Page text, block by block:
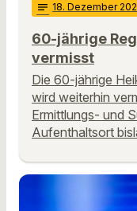
notes 18. Dezember
60-jährige
vermisst
Die 60-jährige
wird weiterhin
Ermittlungs- und
Aufenthaltsort